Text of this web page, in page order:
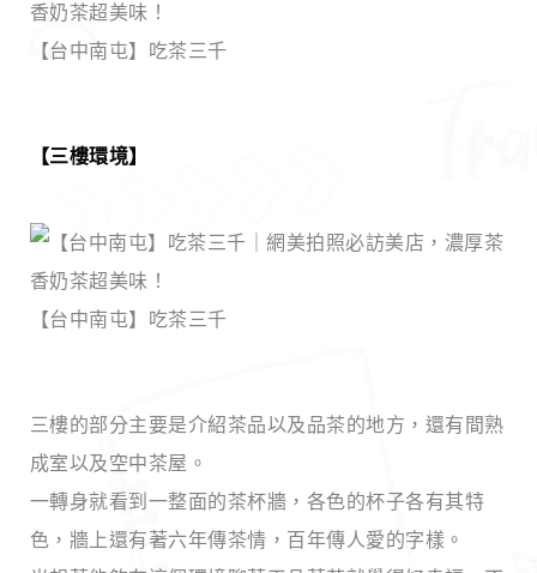
【台中南屯】吃茶三千
【三樓環境】
【台中南屯】吃茶三千
三樓的部分主要是介紹茶品以及品茶的地方，還有間熟
成室以及空中茶屋。
一轉身就看到一整面的茶杯牆，各色的杯子各有其特
色，牆上還有著六年傳茶情，百年傳人愛的字樣。